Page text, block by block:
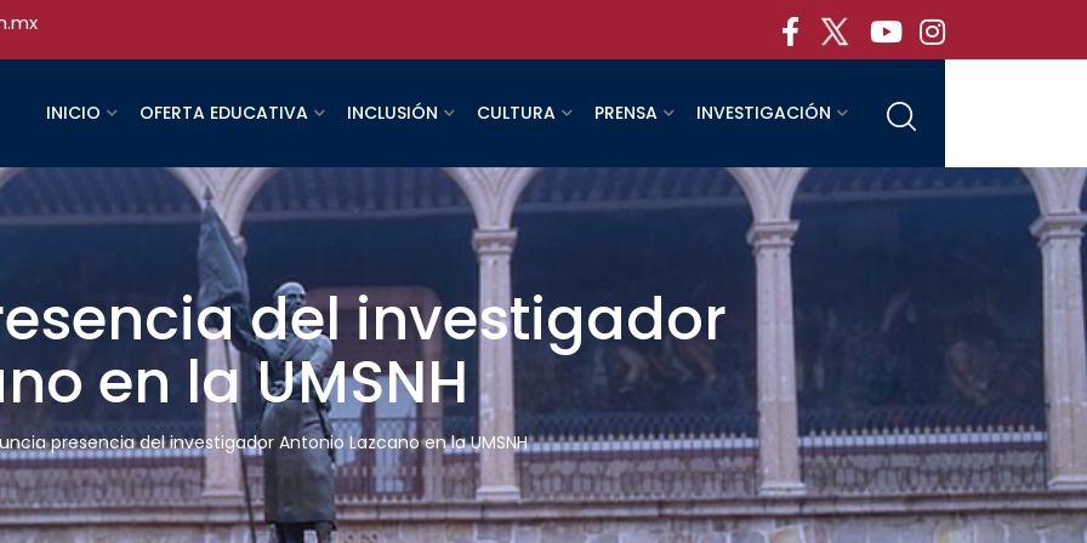
INICIO OFERTA EDUCATIVA INCLUSIÓN CULTURA PRENSA INVESTIGACIÓN
del investigador
en la UMSNH
presencia del investigador Antonio Lazcano en la UMSNH